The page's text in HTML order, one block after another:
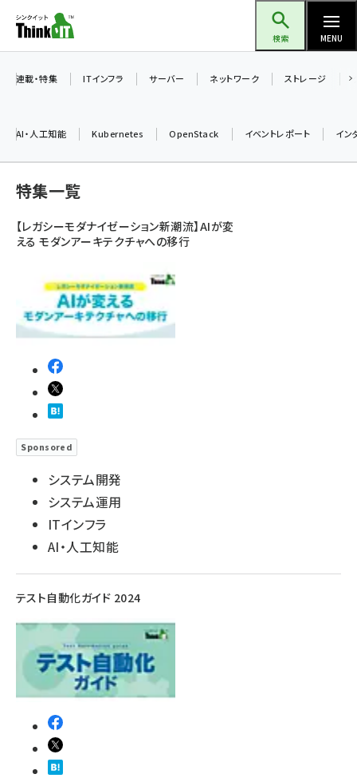
ン
ツ
検索 MENU
ai (2497)
iot女子会 (2281)
drupal (1955)
genai (1484)
ai crunch (1355)
連載・特集 ITインフラ サーバー ネットワーク ストレージ
AI・人工知能 Kubernetes OpenStack イベントレポート イン
特集一覧
【レガシーモダナイゼーション新潮流】AIが変
える モダンアーキテクチャへの移行
Sponsored
システム開発
システム運用
ITインフラ
AI・人工知能
テスト自動化ガイド 2024